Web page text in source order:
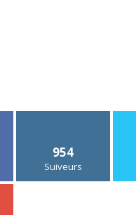
954
Suiveurs